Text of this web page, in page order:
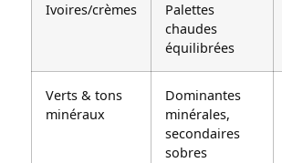
Ivoires/crèmes
Palettes
chaudes
équilibrées
Verts & tons
minéraux
Dominantes
minérales,
secondaires
sobres